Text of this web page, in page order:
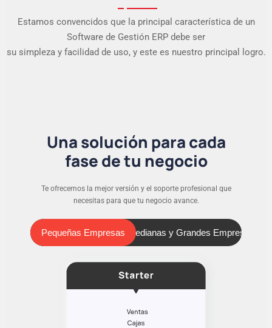
Estamos convencidos que la principal característica de un
Software de Gestión ERP debe ser
su simpleza y facilidad de uso, y este es nuestro principal logro.
Una solución para cada
fase de tu negocio
Te ofrecemos la mejor versión y el soporte profesional que
necesitas para que tu negocio avance.
Pequeñas Empresas
Pequeñas Empresas Medianas y Grandes Empresas